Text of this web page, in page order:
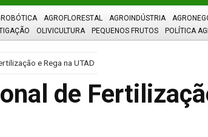
AGROFLORESTAL AGROINDÚSTRIA
OLIVICULTURA PEQUENOS FRUTOS POLÍTICA
e Rega na UTAD
de